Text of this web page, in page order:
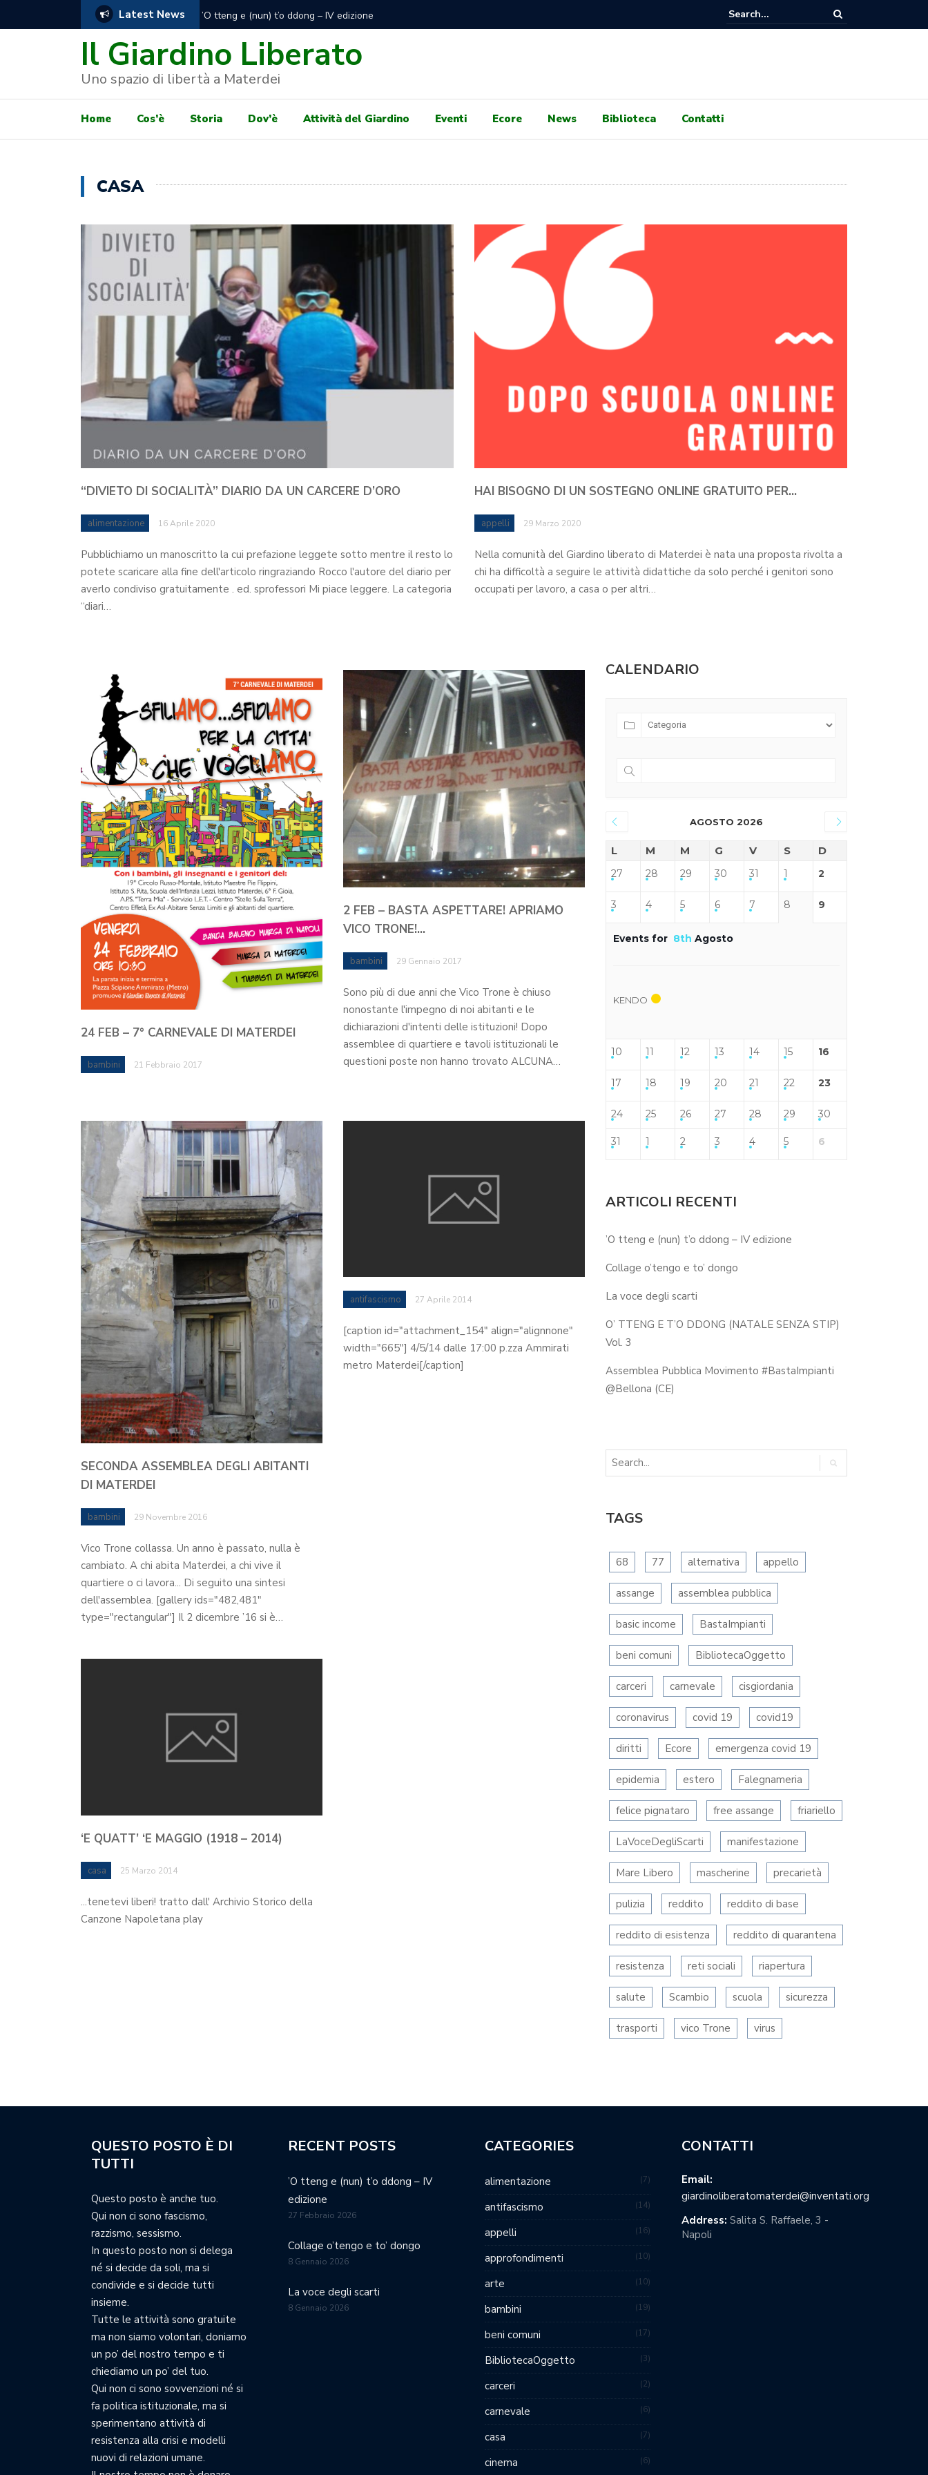
Latest News
Presidio degli attivisti di Mare Libero e gratuito sotto Autorità Portuale per
consegnare a prorogare le concessioni balneari per il 2024
100 GIORNI DI GENOCIDIO, 100 GIORNI DI RESISTENZA! ASSEMBLEA
GENNAIO, ORE 17:30 A GALLERIA PRINCIPE DI NAPOLI!
Il Giardino Liberato
Uno spazio di libertà a Materdei
Home Cos’è Storia Dov’è Attività del Giardino Eventi Ecore News Biblioteca Contatti
CASA
“DIVIETO DI SOCIALITÀ” DIARIO DA UN CARCERE D’ORO
alimentazione 16 Aprile 2020
Pubblichiamo un manoscritto la cui prefazione leggete sotto mentre il resto lo
potete scaricare alla fine dell'articolo ringraziando Rocco l'autore del diario per
averlo condiviso gratuitamente . ed. sprofessori Mi piace leggere. La categoria
“diari…
HAI BISOGNO DI UN SOSTEGNO ONLINE GRATUITO PER…
appelli 29 Marzo 2020
Nella comunità del Giardino liberato di Materdei è nata una proposta rivolta a
chi ha difficoltà a seguire le attività didattiche da solo perché i genitori sono
occupati per lavoro, a casa o per altri…
24 FEB – 7° CARNEVALE DI MATERDEI
bambini 21 Febbraio 2017
2 FEB – BASTA ASPETTARE! APRIAMO
VICO TRONE!…
bambini 29 Gennaio 2017
Sono più di due anni che Vico Trone è chiuso
nonostante l'impegno di noi abitanti e le
dichiarazioni d'intenti delle istituzioni! Dopo
assemblee di quartiere e tavoli istituzionali le
questioni poste non hanno trovato ALCUNA…
SECONDA ASSEMBLEA DEGLI ABITANTI
DI MATERDEI
bambini 29 Novembre 2016
Vico Trone collassa. Un anno è passato, nulla è
cambiato. A chi abita Materdei, a chi vive il
quartiere o ci lavora... Di seguito una sintesi
dell'assemblea. [gallery ids="482,481"
type="rectangular"] Il 2 dicembre ’16 si è…
antifascismo 27 Aprile 2014
[caption id="attachment_154" align="alignnone"
width="665"] 4/5/14 dalle 17:00 p.zza Ammirati
metro Materdei[/caption]
‘E QUATT’ ‘E MAGGIO (1918 – 2014)
casa 25 Marzo 2014
...tenetevi liberi! tratto dall' Archivio Storico della
Canzone Napoletana play
CALENDARIO
AGOSTO 2026
L M M G V S D
27 28 29 30 31 1 2
3 4 5 6 7 8 9
Events for 8th Agosto
KENDO
10 11 12 13 14 15 16
17 18 19 20 21 22 23
24 25 26 27 28 29 30
31 1 2 3 4 5 6
ARTICOLI RECENTI
’O tteng e (nun) t’o ddong – IV edizione
Collage o’tengo e to’ dongo
La voce degli scarti
O’ TTENG E T’O DDONG (NATALE SENZA STIP)
Vol. 3
Assemblea Pubblica Movimento #BastaImpianti
@Bellona (CE)
TAGS
68 77 alternativa appello
assange assemblea pubblica
basic income BastaImpianti
beni comuni BibliotecaOggetto
carceri carnevale cisgiordania
coronavirus covid 19 covid19
diritti Ecore emergenza covid 19
epidemia estero Falegnameria
felice pignataro free assange friariello
LaVoceDegliScarti manifestazione
Mare Libero mascherine precarietà
pulizia reddito reddito di base
reddito di esistenza reddito di quarantena
resistenza reti sociali riapertura
salute Scambio scuola sicurezza
trasporti vico Trone virus
QUESTO POSTO È DI
TUTTI
Questo posto è anche tuo.
Qui non ci sono fascismo,
razzismo, sessismo.
In questo posto non si delega
né si decide da soli, ma si
condivide e si decide tutti
insieme.
Tutte le attività sono gratuite
ma non siamo volontari, doniamo
un po’ del nostro tempo e ti
chiediamo un po’ del tuo.
Qui non ci sono sovvenzioni né si
fa politica istituzionale, ma si
sperimentano attività di
resistenza alla crisi e modelli
nuovi di relazioni umane.
RECENT POSTS
’O tteng e (nun) t’o ddong – IV
edizione
27 Febbraio 2026
Collage o’tengo e to’ dongo
8 Gennaio 2026
La voce degli scarti
8 Gennaio 2026
CATEGORIES
alimentazione 7
antifascismo 14
appelli 16
approfondimenti 10
arte 10
bambini 19
beni comuni 17
BibliotecaOggetto 3
carceri 2
carnevale 6
casa 7
cinema 6
CONTATTI
Email:
giardinoliberatomaterdei@inventati.org
Address: Salita S. Raffaele, 3 -
Napoli